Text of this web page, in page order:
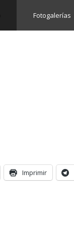
Fotogalerías
Imprimir